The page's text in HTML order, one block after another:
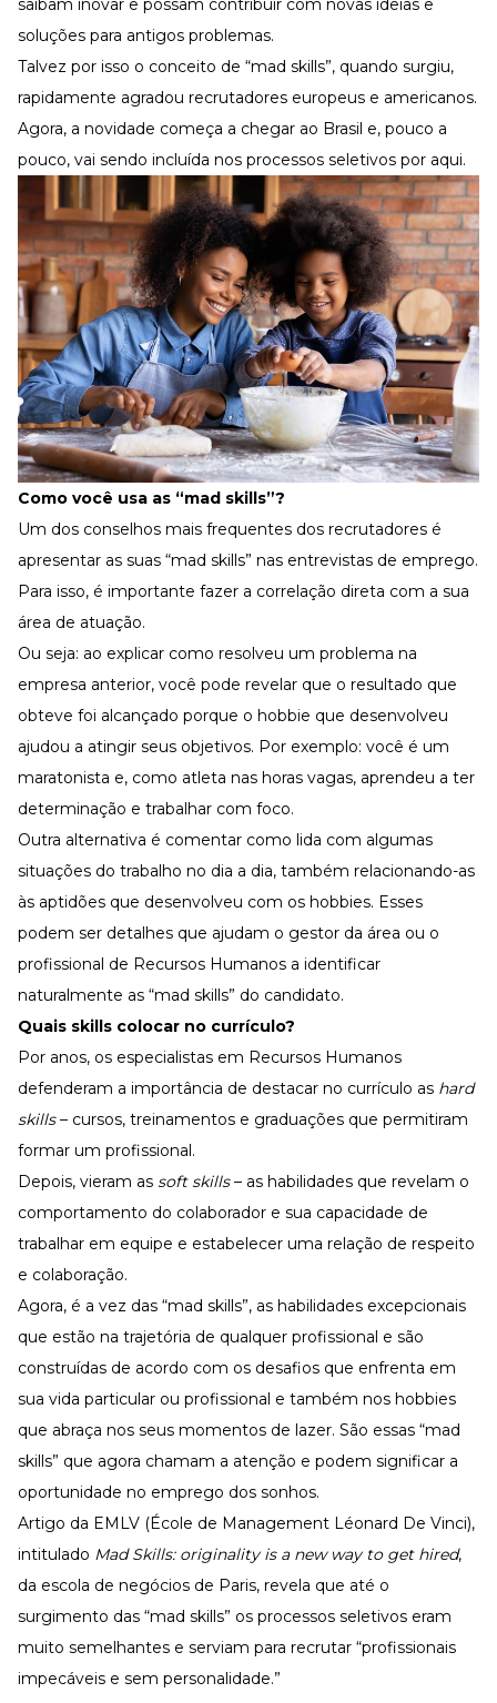
saibam inovar e possam contribuir com novas ideias e
soluções para antigos problemas.
Talvez por isso o conceito de “mad skills”, quando surgiu,
rapidamente agradou recrutadores europeus e americanos.
Agora, a novidade começa a chegar ao Brasil e, pouco a
pouco, vai sendo incluída nos processos seletivos por aqui.
Como você usa as “mad skills”?
Um dos conselhos mais frequentes dos recrutadores é
apresentar as suas “mad skills” nas entrevistas de emprego.
Para isso, é importante fazer a correlação direta com a sua
área de atuação.
Ou seja: ao explicar como resolveu um problema na
empresa anterior, você pode revelar que o resultado que
obteve foi alcançado porque o hobbie que desenvolveu
ajudou a atingir seus objetivos. Por exemplo: você é um
maratonista e, como atleta nas horas vagas, aprendeu a ter
determinação e trabalhar com foco.
Outra alternativa é comentar como lida com algumas
situações do trabalho no dia a dia, também relacionando-as
às aptidões que desenvolveu com os hobbies. Esses
podem ser detalhes que ajudam o gestor da área ou o
profissional de Recursos Humanos a identificar
naturalmente as “mad skills” do candidato.
Quais skills colocar no currículo?
Por anos, os especialistas em Recursos Humanos
defenderam a importância de destacar no currículo as hard
skills– cursos, treinamentos e graduações que permitiram
formar um profissional.
Depois, vieram as soft skills– as habilidades que revelam o
comportamento do colaborador e sua capacidade de
trabalhar em equipe e estabelecer uma relação de respeito
e colaboração.
Agora, é a vez das “mad skills”, as habilidades excepcionais
que estão na trajetória de qualquer profissional e são
construídas de acordo com os desafios que enfrenta em
sua vida particular ou profissional e também nos hobbies
que abraça nos seus momentos de lazer. São essas “mad
skills” que agora chamam a atenção e podem significar a
oportunidade no emprego dos sonhos.
Artigo da EMLV (École de Management Léonard De Vinci),
intitulado Mad Skills: originality is a new way to get hired,
da escola de negócios de Paris, revela que até o
surgimento das “mad skills” os processos seletivos eram
muito semelhantes e serviam para recrutar “profissionais
impecáveis e sem personalidade.”